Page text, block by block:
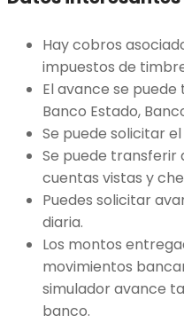
Hay cobros
impuestos de
El avance se
Banco Estado,
Se puede solicitar
Se puede transferir
cuentas vistas y
Puedes solicitar
diaria.
Los montos
movimientos
simulador avance
banco.